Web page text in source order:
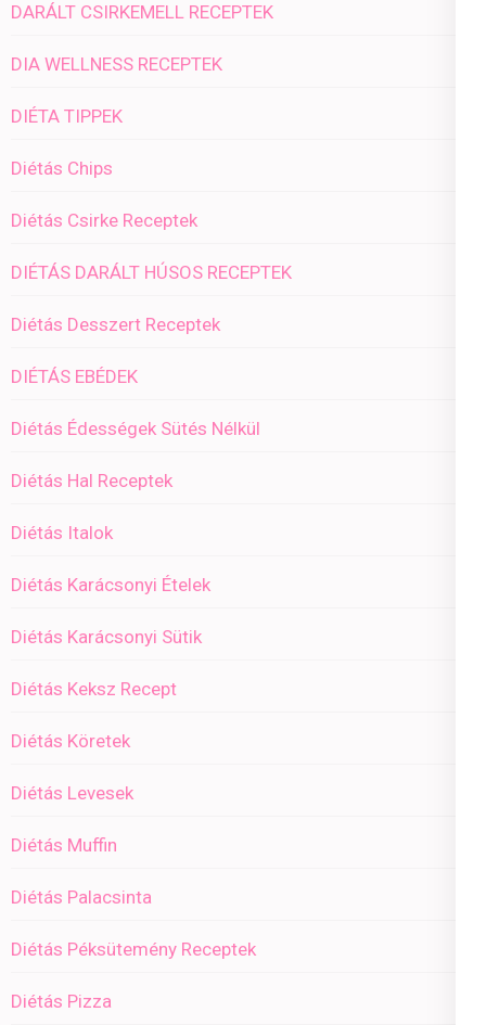
DARÁLT CSIRKEMELL RECEPTEK
DIA WELLNESS RECEPTEK
DIÉTA TIPPEK
Diétás Chips
Diétás Csirke Receptek
DIÉTÁS DARÁLT HÚSOS RECEPTEK
Diétás Desszert Receptek
DIÉTÁS EBÉDEK
Diétás Édességek Sütés Nélkül
Diétás Hal Receptek
Diétás Italok
Diétás Karácsonyi Ételek
Diétás Karácsonyi Sütik
Diétás Keksz Recept
Diétás Köretek
Diétás Levesek
Diétás Muffin
Diétás Palacsinta
Diétás Péksütemény Receptek
Diétás Pizza